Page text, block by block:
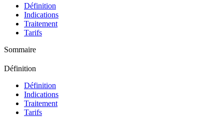
Définition
Indications
Traitement
Tarifs
Sommaire
Définition
Définition
Indications
Traitement
Tarifs